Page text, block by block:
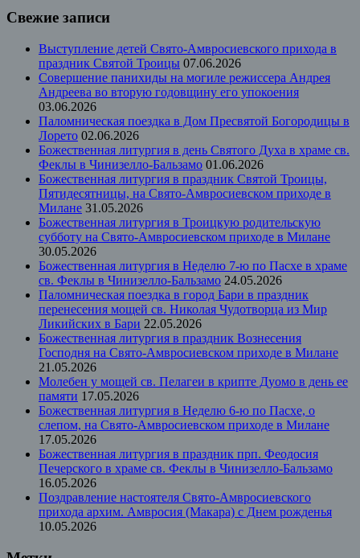
Свежие записи
Выступление детей Свято-Амвросиевского прихода в
праздник Святой Троицы 07.06.2026
Совершение панихиды на могиле режиссера Андрея
Андреева во вторую годовщину его упокоения
03.06.2026
Паломническая поездка в Дом Пресвятой Богородицы в
Лорето 02.06.2026
Божественная литургия в день Святого Духа в храме св.
Феклы в Чинизелло-Бальзамо 01.06.2026
Божественная литургия в праздник Святой Троицы,
Пятидесятницы, на Свято-Амвросиевском приходе в
Милане 31.05.2026
Божественная литургия в Троицкую родительскую
субботу на Свято-Амвросиевском приходе в Милане
30.05.2026
Божественная литургия в Неделю 7-ю по Пасхе в храме
св. Феклы в Чинизелло-Бальзамо 24.05.2026
Паломническая поездка в город Бари в праздник
перенесения мощей св. Николая Чудотворца из Мир
Ликийских в Бари 22.05.2026
Божественная литургия в праздник Вознесения
Господня на Свято-Амвросиевском приходе в Милане
21.05.2026
Молебен у мощей св. Пелагеи в крипте Дуомо в день ее
памяти 17.05.2026
Божественная литургия в Неделю 6-ю по Пасхе, о
слепом, на Свято-Амвросиевском приходе в Милане
17.05.2026
Божественная литургия в праздник прп. Феодосия
Печерского в храме св. Феклы в Чинизелло-Бальзамо
16.05.2026
Поздравление настоятеля Свято-Амвросиевского
прихода архим. Амвросия (Макара) с Днем рожденья
10.05.2026